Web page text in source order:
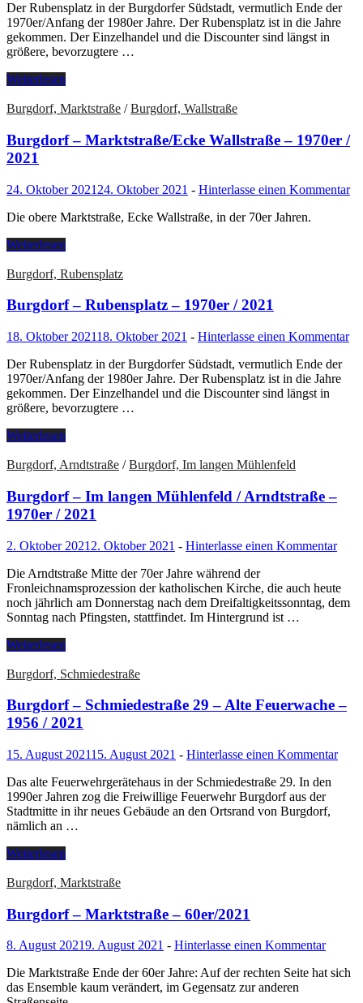
Der Rubensplatz in der Burgdorfer Südstadt, vermutlich Ende der
1970er/Anfang der 1980er Jahre. Der Rubensplatz ist in die Jahre
gekommen. Der Einzelhandel und die Discounter sind längst in
größere, bevorzugtere …
Weiterlesen
Burgdorf, Marktstraße /Burgdorf, Wallstraße
Burgdorf – Marktstraße/Ecke Wallstraße – 1970er /
2021
24. Oktober 2021 24. Oktober 2021 - Hinterlasse einen Kommentar
Die obere Marktstraße, Ecke Wallstraße, in der 70er Jahren.
Weiterlesen
Burgdorf, Rubensplatz
Burgdorf – Rubensplatz – 1970er / 2021
18. Oktober 202118. Oktober 2021 - Hinterlasse einen Kommentar
Der Rubensplatz in der Burgdorfer Südstadt, vermutlich Ende der
1970er/Anfang der 1980er Jahre. Der Rubensplatz ist in die Jahre
gekommen. Der Einzelhandel und die Discounter sind längst in
größere, bevorzugtere …
Weiterlesen
Burgdorf, Arndtstraße /Burgdorf, Im langen Mühlenfeld
Burgdorf – Im langen Mühlenfeld / Arndtstraße –
1970er / 2021
2. Oktober 2021 2. Oktober 2021 - Hinterlasse einen Kommentar
Die Arndtstraße Mitte der 70er Jahre während der
Fronleichnamsprozession der katholischen Kirche, die auch heute
noch jährlich am Donnerstag nach dem Dreifaltigkeitssonntag, dem
Sonntag nach Pfingsten, stattfindet. Im Hintergrund ist …
Weiterlesen
Burgdorf, Schmiedestraße
Burgdorf – Schmiedestraße 29 – Alte Feuerwache –
1956 / 2021
15. August 202115. August 2021 - Hinterlasse einen Kommentar
Das alte Feuerwehrgerätehaus in der Schmiedestraße 29. In den
1990er Jahren zog die Freiwillige Feuerwehr Burgdorf aus der
Stadtmitte in ihr neues Gebäude an den Ortsrand von Burgdorf,
nämlich an …
Weiterlesen
Burgdorf, Marktstraße
Burgdorf – Marktstraße – 60er/2021
8. August 20219. August 2021 - Hinterlasse einen Kommentar
Die Marktstraße Ende der 60er Jahre: Auf der rechten Seite hat sich
das Ensemble kaum verändert, im Gegensatz zur anderen